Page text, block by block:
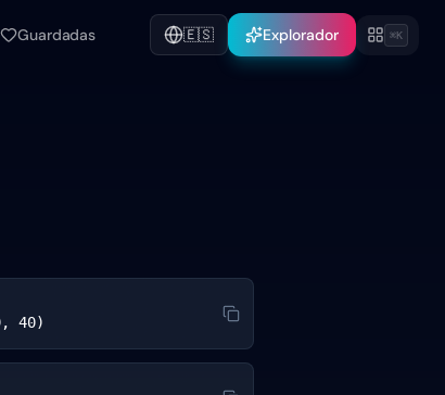
Guardadas 🇪🇸 Explorador ⌘K
40)